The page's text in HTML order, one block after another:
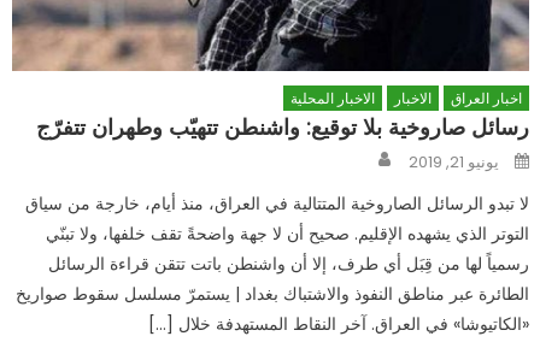
اخبار العراق الاخبار الاخبار المحلية
رسائل صاروخية بلا توقيع: واشنطن تتهيّب وطهران تتفرّج
Posted
onيونيو 21, 2019
لا تبدو الرسائل الصاروخية المتتالية في العراق، منذ أيام، خارجة من سياق
التوتر الذي يشهده الإقليم. صحيح أن لا جهة واضحةً تقف خلفها، ولا تبنّي
رسمياً لها من قِبَل أي طرف، إلا أن واشنطن باتت تتقن قراءة الرسائل
الطائرة عبر مناطق النفوذ والاشتباك بغداد | يستمرّ مسلسل سقوط صواريخ
«الكاتيوشا» في العراق. آخر النقاط المستهدفة خلال […]